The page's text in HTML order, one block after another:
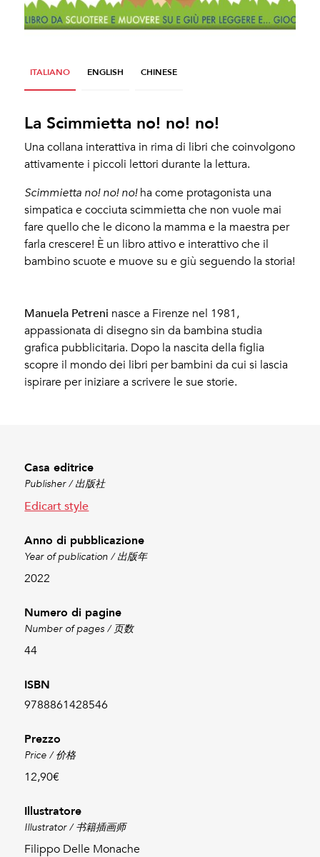
ITALIANO ENGLISH CHINESE
La Scimmietta no! no! no!
Una collana interattiva in rima di libri che coinvolgono
attivamente i piccoli lettori durante la lettura.
Scimmietta no! no! no!ha come protagonista una
simpatica e cocciuta scimmietta che non vuole mai
fare quello che le dicono la mamma e la maestra per
farla crescere! È un libro attivo e interattivo che il
bambino scuote e muove su e giù seguendo la storia!
Petreni, Manuela – Delle Monache, Filippo
Manuela Petreni nasce a Firenze nel 1981,
appassionata di disegno sin da bambina studia
grafica pubblicitaria. Dopo la nascita della figlia
scopre il mondo dei libri per bambini da cui si lascia
ispirare per iniziare a scrivere le sue storie.
Casa editrice
Publisher / 出版社
Edicart style
Anno di pubblicazione
Year of publication / 出版年
2022
Numero di pagine
Number of pages / 页数
44
ISBN
9788861428546
Prezzo
Price / 价格
12,90€
Illustratore
Illustrator / 书籍插画师
Filippo Delle Monache